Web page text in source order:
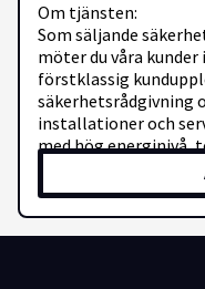
Om tjänsten:
Som säljande
möter du våra kunder
förstklassig
säkerhetsrådgivning
installationer och
med hög energinivå,
kollegor som
än igår.
Eftersom vi har ett
så har vi inget krav